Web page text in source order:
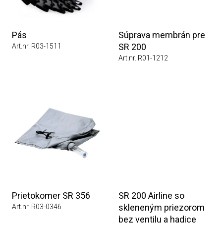
Pás
Art.nr. R03-1511
Súprava membrán pre
SR 200
Art.nr. R01-1212
Prietokomer SR 356
Art.nr. R03-0346
SR 200 Airline so
skleneným priezorom
bez ventilu a hadice